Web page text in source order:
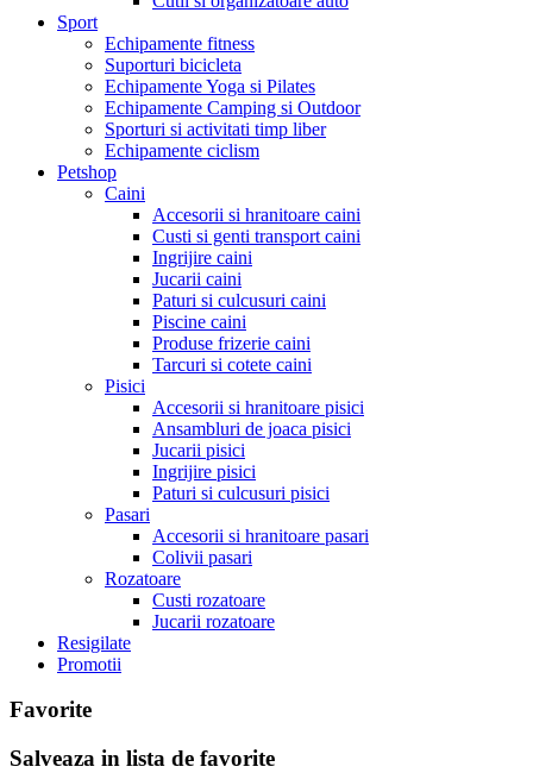
Sport
Echipamente fitness
Suporturi bicicleta
Echipamente Yoga si Pilates
Echipamente Camping si Outdoor
Sporturi si activitati timp liber
Echipamente ciclism
Petshop
Caini
Accesorii si hranitoare caini
Custi si genti transport caini
Ingrijire caini
Jucarii caini
Paturi si culcusuri caini
Piscine caini
Produse frizerie caini
Tarcuri si cotete caini
Pisici
Accesorii si hranitoare pisici
Ansambluri de joaca pisici
Jucarii pisici
Ingrijire pisici
Paturi si culcusuri pisici
Pasari
Accesorii si hranitoare pasari
Colivii pasari
Rozatoare
Custi rozatoare
Jucarii rozatoare
Resigilate
Promotii
Favorite
Salveaza in lista de favorite